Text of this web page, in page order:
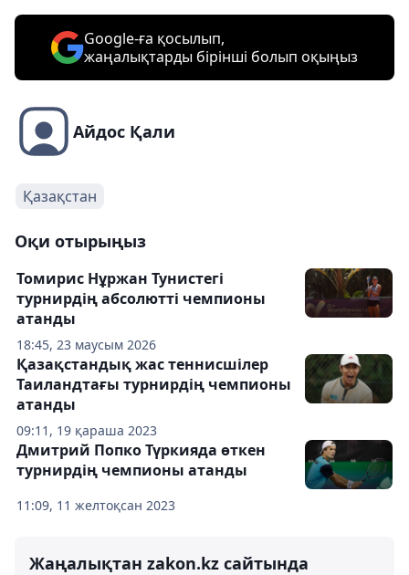
Google-ға қосылып,
жаңалықтарды бірінші болып оқыңыз
Айдос Қали
Қазақстан
Оқи отырыңыз
18:45, 23 маусым 2026
Томирис Нұржан Тунистегі
турнирдің абсолютті чемпионы
атанды
09:11, 19 қараша 2023
Қазақстандық жас теннисшілер
Таиландтағы турнирдің чемпионы
атанды
11:09, 11 желтоқсан 2023
Дмитрий Попко Түркияда өткен
турнирдің чемпионы атанды
Жаңалықтан zakon.kz сайтында